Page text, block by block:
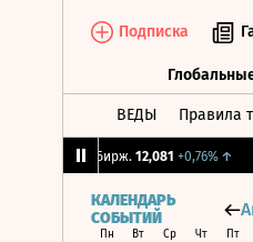
Подписка
ВЕДЫ Правила
CNY Бирж. 12,081 +0,76%↑
КАЛЕНДАРЬ
СОБЫТИЙ
Пн Вт Ср Чт Пт